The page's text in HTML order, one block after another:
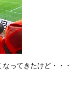
なってきたけど・・・